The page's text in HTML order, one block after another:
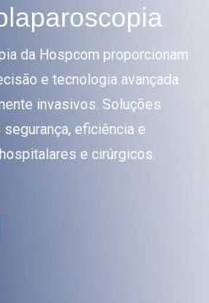
da Hospcom proporcionam
e tecnologia avançada
invasivos. Soluções
eficiência e
e cirúrgicos.